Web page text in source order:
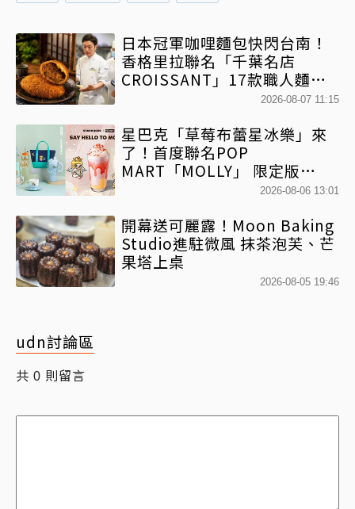
日本冠軍咖哩麵包快閃台南！
香格里拉聯名「千葉名店
CROISSANT」17款職人麵包
2026-08-07 11:15
星巴克「草莓布蕾星冰樂」來
了！首度聯名POP
MART「MOLLY」 限定版
「MOLLYｘBearista小熊杯」
2026-08-06 13:01
開幕送可麗露！Moon Baking
Studio進駐微風 抹茶泡芙、芒
果塔上桌
2026-08-05 19:46
udn討論區
共 0 則留言